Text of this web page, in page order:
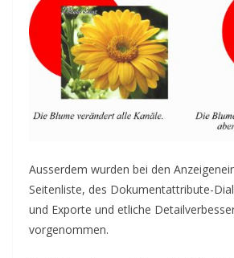
Ausserdem wurden bei den
Seitenliste, des Dokumentattribute-
und Exporte und etliche
vorgenommen.